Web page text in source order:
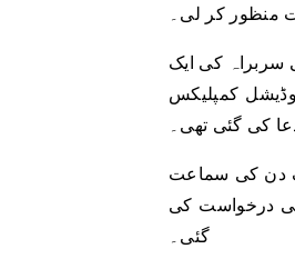
منظور کر لی۔
سربراہ کی ایک
کمپلیکس
کی گئی تھی۔
دن کی سماعت
درخواست کی
گئی۔